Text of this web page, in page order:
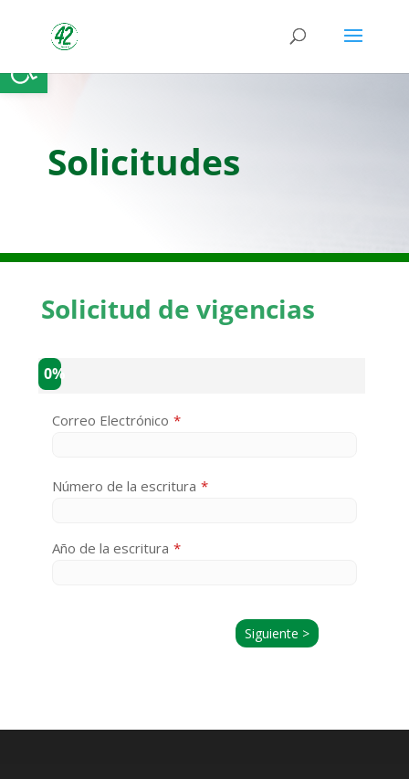
Abrir barra de herramientas
Solicitudes
Solicitud de vigencias
0%
Correo Electrónico *
Número de la escritura *
Año de la escritura *
Siguiente >